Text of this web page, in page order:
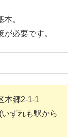
。
必要です。
本郷2-1-1
ずれも駅から